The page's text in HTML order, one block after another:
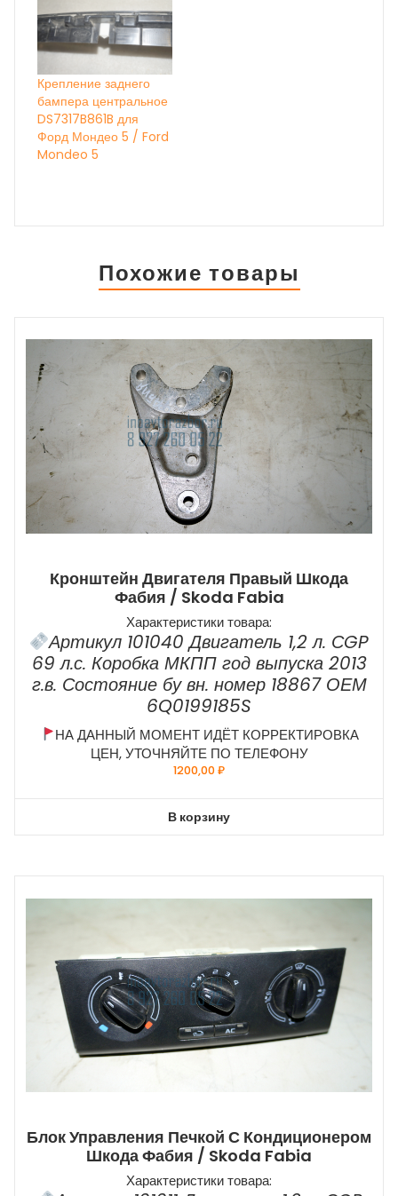
номер 8961 ОЕМ
НА
ДАННЫЙ МОМЕНТ
ИДЁТ
КОРРЕКТИРОВКА
ЦЕН, УТОЧНЯЙТЕ ПО
ТЕЛЕФОНУ
Крепление заднего
бампера центральное
DS7317B861B для
Форд Мондео 5 / Ford
Mondeo 5
Похожие товары
Кронштейн Двигателя Правый Шкода
Фабия / Skoda Fabia
Характеристики товара:
Артикул 101040 Двигатель 1,2 л. СGP
69 л.с. Коробка МКПП год выпуска 2013
г.в. Состояние бу вн. номер 18867 ОЕМ
6Q0199185S
НА ДАННЫЙ МОМЕНТ ИДЁТ КОРРЕКТИРОВКА
ЦЕН, УТОЧНЯЙТЕ ПО ТЕЛЕФОНУ
1200,00₽
В корзину
Блок Управления Печкой С Кондиционером
Шкода Фабия / Skoda Fabia
Характеристики товара: